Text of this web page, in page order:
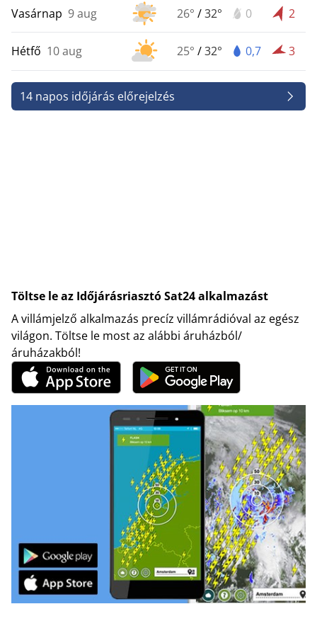
Vasárnap 9 aug 26° /32° 0 2
Hétfő 10 aug 25° /32° 0,7 3
14 napos időjárás előrejelzés
Töltse le az Időjárásriasztó Sat24 alkalmazást
A villámjelző alkalmazás precíz villámrádióval az egész
világon. Töltse le most az alábbi áruházból/
áruházakból!